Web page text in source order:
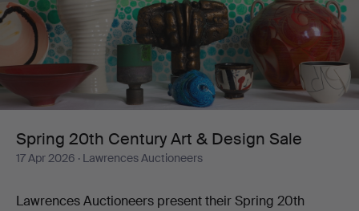
Century
Art
&
Design
Sale
Spring 20th Century Art & Design Sale
17 Apr 2026 · Lawrences Auctioneers
Lawrences Auctioneers present their Spring 20th